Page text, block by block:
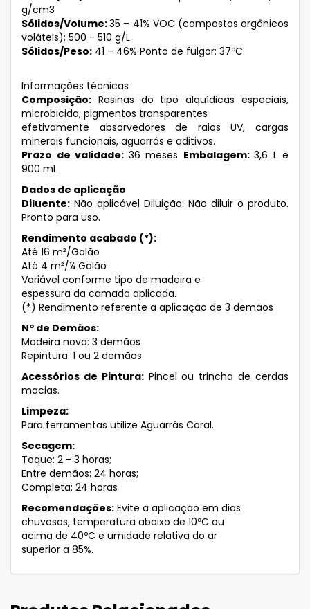
g/cm3
Sólidos/Volume:35 – 41% VOC (compostos orgânicos
voláteis): 500 - 510 g/L
Sólidos/Peso: 41 – 46% Ponto de fulgor: 37ºC
Informações técnicas
Composição: Resinas do tipo alquídicas especiais,
microbicida, pigmentos transparentes
efetivamente absorvedores de raios UV, cargas
minerais funcionais, aguarrás e aditivos.
Prazo de validade: 36 meses Embalagem: 3,6 L e
900 mL
Dados de aplicação
Diluente: Não aplicável Diluição: Não diluir o produto.
Pronto para uso.
Rendimento acabado (*):
Até 16 m²/Galão
Até 4 m²/¼ Galão
Variável conforme tipo de madeira e
espessura da camada aplicada.
(*) Rendimento referente a aplicação de 3 demãos
Nº de Demãos:
Madeira nova: 3 demãos
Repintura: 1 ou 2 demãos
Acessórios de Pintura:Pincel ou trincha de cerdas
macias.
Limpeza:
Para ferramentas utilize Aguarrás Coral.
Secagem:
Toque: 2 - 3 horas;
Entre demãos: 24 horas;
Completa: 24 horas
Recomendações: Evite a aplicação em dias
chuvosos, temperatura abaixo de 10ºC ou
acima de 40ºC e umidade relativa do ar
superior a 85%.